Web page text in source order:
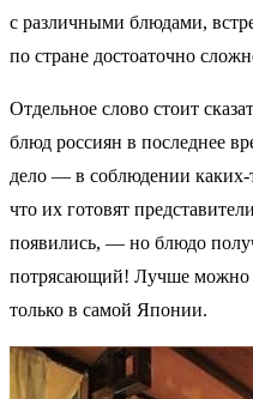
с различными блюдами,
по стране достоаточно
Отдельное слово стоит
блюд россиян в последнее
дело — в соблюдении
что их готовят
появились, — но блюдо
потрясающий! Лучше можно
только в самой Японии.